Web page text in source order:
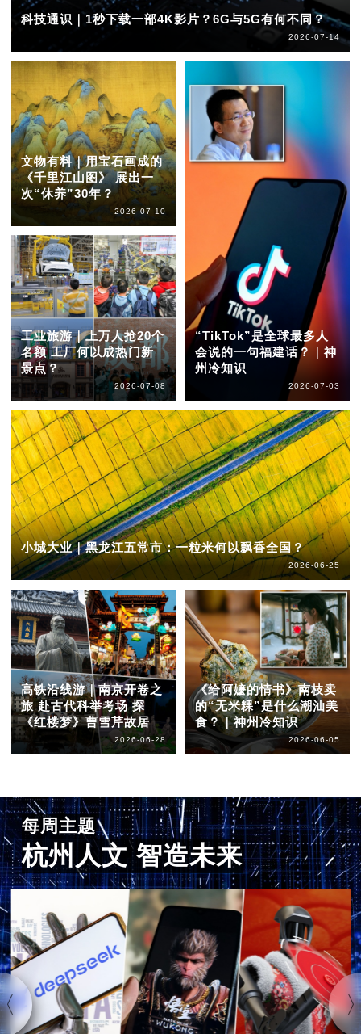
科技通识｜1秒下载一部4K影片？6G与5G有何不同？
2026-07-14
文物有料｜用宝石画成的
《千里江山图》 展出一
次“休养”30年？
2026-07-10
工业旅游｜上万人抢20个
名额 工厂何以成热门新
景点？
2026-07-08
“TikTok”是全球最多人
会说的一句福建话？｜神
州冷知识
2026-07-03
小城大业｜黑龙江五常市：一粒米何以飘香全国？
2026-06-25
高铁沿线游｜南京开卷之
旅 赴古代科举考场 探
《红楼梦》曹雪芹故居
2026-06-28
《给阿嬷的情书》南枝卖
的“无米粿”是什么潮汕美
食？｜神州冷知识
2026-06-05
每周主题
杭州人文 智造未来